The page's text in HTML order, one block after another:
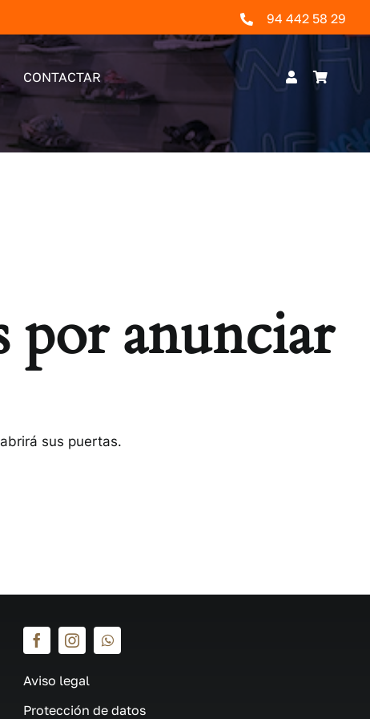
94 442 58 29
CONTACTAR
por anunciar
sus puertas.
Aviso legal
Protección de datos